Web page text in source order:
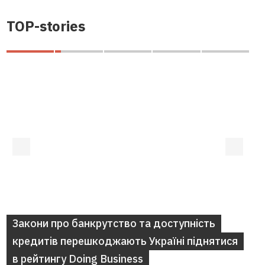
TOP-stories
Закони про банкрутство та доступність
кредитів перешкоджають Україні піднятися
в рейтингу Doing Business